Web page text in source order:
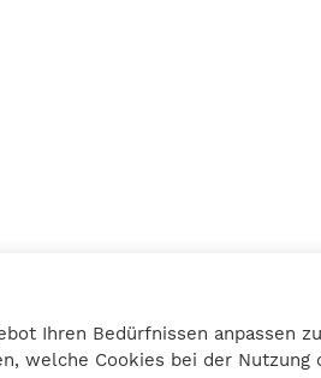
Ihren Bedürfnissen anpassen
Cookies bei der